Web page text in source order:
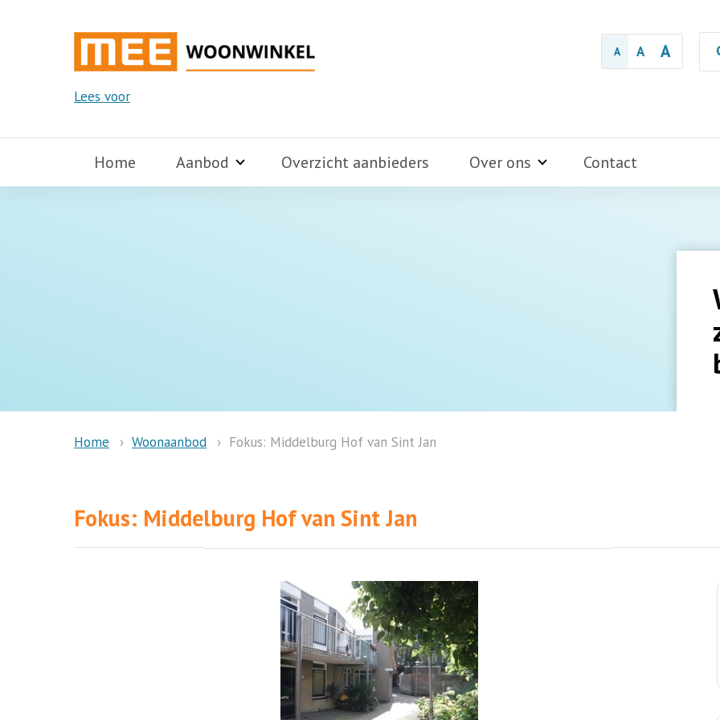
A A A
Lees voor
Home Aanbod Overzicht aanbieders Over ons Contact
Home Woonaanbod Fokus: Middelburg Hof van Sint Jan
Fokus: Middelburg Hof van Sint Jan